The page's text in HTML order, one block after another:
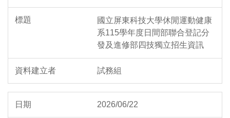
國立屏東科技大學休閒運動健康
系115學年度日間部聯合登記分
發及進修部四技獨立招生資訊
試務組
2026/06/22